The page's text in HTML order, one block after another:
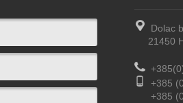
Dolac
21450
+385
+385 (0)